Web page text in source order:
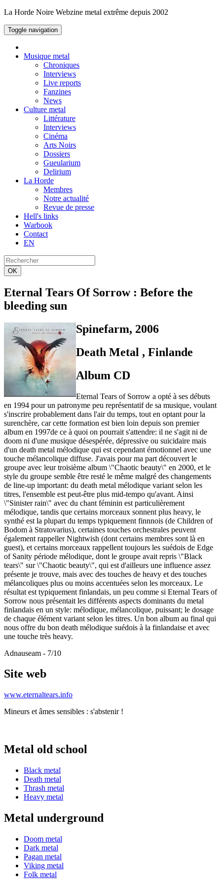
La Horde Noire Webzine metal extrême depuis 2002
Toggle navigation
Musique metal
Chroniques
Interviews
Live reports
Fanzines
News
Culture metal
Littérature
Interviews
Cinéma
Arts Noirs
Dossiers
Gueularium
Delirium
La Horde
Membres
Notre actualité
Revue de presse
Hell's links
Warbook
Contact
EN
OK
Eternal Tears Of Sorrow: Before the
bleeding sun
Spinefarm, 2006
Death Metal , Finlande
Album CD
Eternal Tears of Sorrow a opté à ses débuts
en 1994 pour un patronyme peu représentatif de sa musique, voulant
s'inscrire probablement dans l'air du temps, tout en optant pour la
surenchère, car cette formation est bien loin depuis son premier
album en 1997de ce à quoi on pourrait s'attendre: il ne s'agit ni de
doom ni d'une musique désespérée, dépressive ou suicidaire mais
d'un death metal mélodique qui est cependant émotionnel avec une
touche mélancolique diffuse. J'avais pour ma part découvert le
groupe avec leur troisième album \"Chaotic beauty\" en 2000, et le
style du groupe semble être resté le même malgré des changements
de line-up important: du death metal mélodique variant selon les
titres, l'ensemble est peut-être plus mid-tempo qu'avant. Ainsi
\"Sinister rain\" avec du chant féminin est particulièrement
mélodique, tandis que certains morceaux sonnent plus heavy, le
synthé est la plupart du temps typiquement finnnois (de Children of
Bodom à Stratovarius), certaines touches orchestrales peuvent
également rappeller Nightwish (dont certains membres sont là en
guest), et certains morceaux rappellent toujours les suédois de Edge
of Sanity période mélodique, dont le groupe avait repris \"Black
tears\" sur \"Chaotic beauty\", qui est d'ailleurs une influence assez
présente je trouve, mais avec des touches de heavy et des touches
mélancoliques plus ou moins accentuées selon les morceaux. Le
résultat est typiquement finlandais, un peu comme si Eternal Tears of
Sorrow nous présentait les différents aspects dominants du metal
finlandais en un style: mélodique, mélancolique, puissant; le dosage
de chaque élément variant selon les titres. Un bon album au final qui
nous offre du bon death mélodique suédois à la finlandaise et avec
une touche très heavy.
Adnauseam - 7/10
Site web
www.eternaltears.info
Mineurs et âmes sensibles : s'abstenir !
Metal old school
Black metal
Death metal
Thrash metal
Heavy metal
Metal underground
Doom metal
Dark metal
Pagan metal
Viking metal
Folk metal